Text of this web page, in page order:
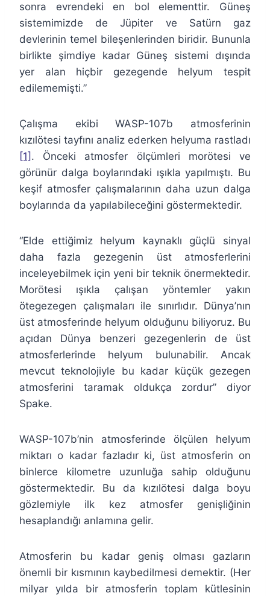
sonra evrendeki en bol elementtir. Güneş
sistemimizde de Jüpiter ve Satürn gaz
devlerinin temel bileşenlerinden biridir. Bununla
birlikte şimdiye kadar Güneş sistemi dışında
yer alan hiçbir gezegende helyum tespit
edilememişti.”
Çalışma ekibi WASP-107b atmosferinin
kızılötesi tayfını analiz ederken helyuma rastladı
[1] . Önceki atmosfer ölçümleri morötesi ve
görünür dalga boylarındaki ışıkla yapılmıştı. Bu
keşif atmosfer çalışmalarının daha uzun dalga
boylarında da yapılabileceğini göstermektedir.
“Elde ettiğimiz helyum kaynaklı güçlü sinyal
daha fazla gezegenin üst atmosferlerini
inceleyebilmek için yeni bir teknik önermektedir.
Morötesi ışıkla çalışan yöntemler yakın
ötegezegen çalışmaları ile sınırlıdır. Dünya’nın
üst atmosferinde helyum olduğunu biliyoruz. Bu
açıdan Dünya benzeri gezegenlerin de üst
atmosferlerinde helyum bulunabilir. Ancak
mevcut teknolojiyle bu kadar küçük gezegen
atmosferini taramak oldukça zordur” diyor
Spake.
WASP-107b’nin atmosferinde ölçülen helyum
miktarı o kadar fazladır ki, üst atmosferin on
binlerce kilometre uzunluğa sahip olduğunu
göstermektedir. Bu da kızılötesi dalga boyu
gözlemiyle ilk kez atmosfer genişliğinin
hesaplandığı anlamına gelir.
Atmosferin bu kadar geniş olması gazların
önemli bir kısmının kaybedilmesi demektir. (Her
milyar yılda bir atmosferin toplam kütlesinin